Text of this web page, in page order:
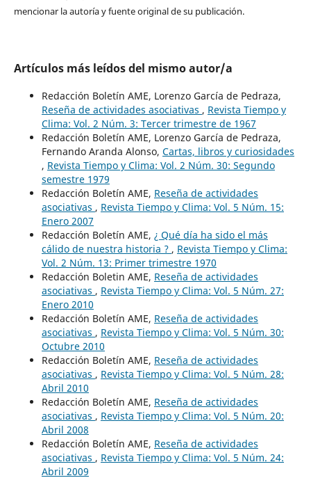
mencionar la autoría y fuente original de su publicación.
Artículos más leídos del mismo autor/a
Redacción Boletín AME, Lorenzo García de Pedraza,
Reseña de actividades asociativas , Revista Tiempo y
Clima: Vol. 2 Núm. 3: Tercer trimestre de 1967
Redacción Boletín AME, Lorenzo García de Pedraza,
Fernando Aranda Alonso, Cartas, libros y curiosidades
, Revista Tiempo y Clima: Vol. 2 Núm. 30: Segundo
semestre 1979
Redacción Boletín AME, Reseña de actividades
asociativas , Revista Tiempo y Clima: Vol. 5 Núm. 15:
Enero 2007
Redacción Boletín AME, ¿ Qué día ha sido el más
cálido de nuestra historia ? , Revista Tiempo y Clima:
Vol. 2 Núm. 13: Primer trimestre 1970
Redacción Boletin AME, Reseña de actividades
asociativas , Revista Tiempo y Clima: Vol. 5 Núm. 27:
Enero 2010
Redacción Boletín AME, Reseña de actividades
asociativas , Revista Tiempo y Clima: Vol. 5 Núm. 30:
Octubre 2010
Redacción Boletín AME, Reseña de actividades
asociativas , Revista Tiempo y Clima: Vol. 5 Núm. 28:
Abril 2010
Redacción Boletín AME, Reseña de actividades
asociativas , Revista Tiempo y Clima: Vol. 5 Núm. 20:
Abril 2008
Redacción Boletín AME, Reseña de actividades
asociativas , Revista Tiempo y Clima: Vol. 5 Núm. 24:
Abril 2009